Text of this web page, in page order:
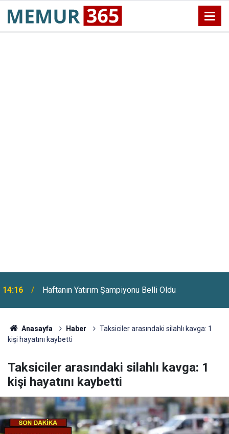
14:16
Haftanın Yatırım Şampiyonu Belli Oldu
13:50
Borsa İstanbul’dan 3 Hisseye Tedbir Kararı
Anasayfa Haber
Taksiciler arasındaki silahlı kavga: 1
kişi hayatını kaybetti
Taksiciler arasındaki silahlı kavga: 1
kişi hayatını kaybetti